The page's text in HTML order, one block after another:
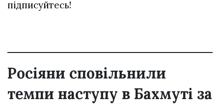
підписуйтесь!
Росіяни сповільнили
темпи наступу в Бахмуті за